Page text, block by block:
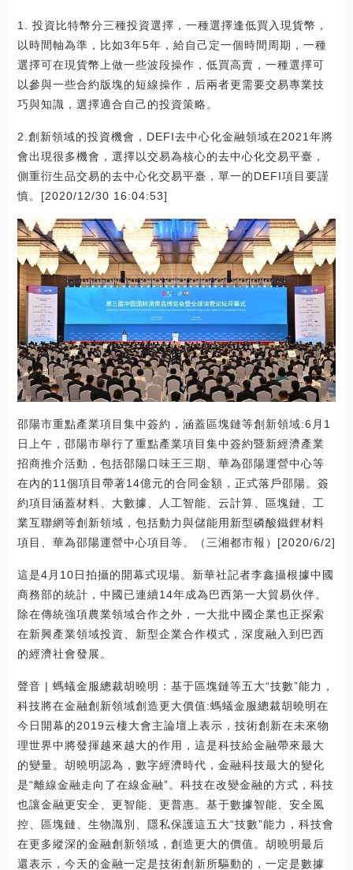
1. 投資比特幣分三種投資選擇，一種選擇逢低買入現貨幣，
以時間軸為準，比如3年5年，給自己定一個時間周期，一種
選擇可在現貨幣上做一些波段操作，低買高賣，一種選擇可
以參與一些合約版塊的短線操作，后兩者更需要交易專業技
巧與知識，選擇適合自己的投資策略。
2.創新領域的投資機會，DEFI去中心化金融領域在2021年將
會出現很多機會，選擇以交易為核心的去中心化交易平臺，
側重衍生品交易的去中心化交易平臺，單一的DEFI項目要謹
慎。[2020/12/30 16:04:53]
邵陽市重點產業項目集中簽約，涵蓋區塊鏈等創新領域:6月1
日上午，邵陽市舉行了重點產業項目集中簽約暨新經濟產業
招商推介活動，包括邵陽口味王三期、華為邵陽運營中心等
在內的11個項目帶著14億元的合同金額，正式落戶邵陽。簽
約項目涵蓋材料、大數據、人工智能、云計算、區塊鏈、工
業互聯網等創新領域，包括動力與儲能用新型磷酸鐵鋰材料
項目、華為邵陽運營中心項目等。（三湘都市報）[2020/6/2]
這是4月10日拍攝的開幕式現場。新華社記者李鑫攝根據中國
商務部的統計，中國已連續14年成為巴西第一大貿易伙伴。
除在傳統強項農業領域合作之外，一大批中國企業也正探索
在新興產業領域投資、新型企業合作模式，深度融入到巴西
的經濟社會發展。
聲音 | 螞蟻金服總裁胡曉明：基于區塊鏈等五大“技數”能力，
科技將在金融創新領域創造更大價值:螞蟻金服總裁胡曉明在
今日開幕的2019云棲大會主論壇上表示，技術創新在未來物
理世界中將發揮越來越大的作用，這是科技給金融帶來最大
的變量。胡曉明認為，數字經濟時代，金融科技最大的變化
是“離線金融走向了在線金融”。科技在改變金融的方式，科技
也讓金融更安全、更智能、更普惠。基于數據智能、安全風
控、區塊鏈、生物識別、隱私保護這五大“技數”能力，科技會
在更多縱深的金融創新領域，創造更大的價值。胡曉明最后
還表示，今天的金融一定是技術創新所驅動的，一定是數據